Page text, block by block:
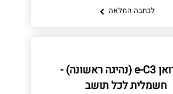
לכתבה המלאה
סיטרואן e-C3 (נהיגה ראשונה) -
חשמלית לכל תושב